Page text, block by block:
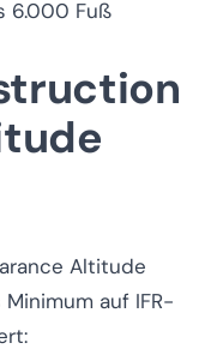
6.000 Fuß
Altitude
auf IFR-